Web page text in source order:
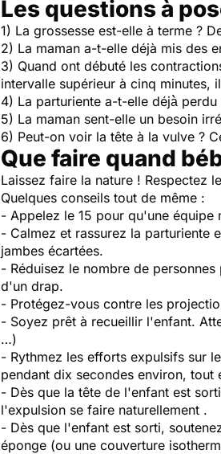
Les questions à
1) La grossesse est-elle à terme ?
2) La maman a-t-elle déjà mis des
3) Quand ont débuté les
intervalle supérieur à cinq minutes,
4) La parturiente a-t-elle déjà̀ perdu
5) La maman sent-elle un besoin
6) Peut-on voir la tête à la vulve ?
Que faire quand
Laissez faire la nature ! Respectez
Quelques conseils tout de même :
- Appelez le 15 pour qu'une équipe
- Calmez et rassurez la parturiente
jambes écartées.
- Réduisez le nombre de
d'un drap.
- Protégez-vous contre les
- Soyez prêt à recueillir l'enfant.
…)
- Rythmez les efforts expulsifs sur
pendant dix secondes environ, tout
- Dès que la tête de l'enfant est
l'expulsion se faire naturellement .
- Dès que l'enfant est sorti,
éponge (ou une couverture